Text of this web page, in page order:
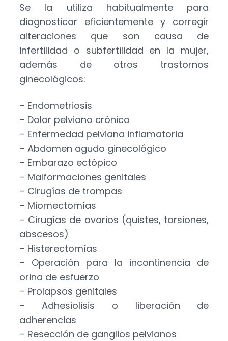
Se la utiliza habitualmente para
diagnosticar eficientemente y corregir
alteraciones que son causa de
infertilidad o subfertilidad en la mujer,
además de otros trastornos
ginecológicos:
– Endometriosis
– Dolor pelviano crónico
– Enfermedad pelviana inflamatoria
– Abdomen agudo ginecológico
– Embarazo ectópico
– Malformaciones genitales
– Cirugías de trompas
– Miomectomías
– Cirugías de ovarios (quistes, torsiones,
abscesos)
– Histerectomías
– Operación para la incontinencia de
orina de esfuerzo
– Prolapsos genitales
– Adhesiolisis o liberación de
adherencias
– Resección de ganglios pelvianos